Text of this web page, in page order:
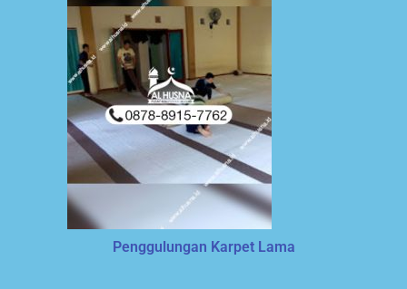
Penggulungan Karpet Lama